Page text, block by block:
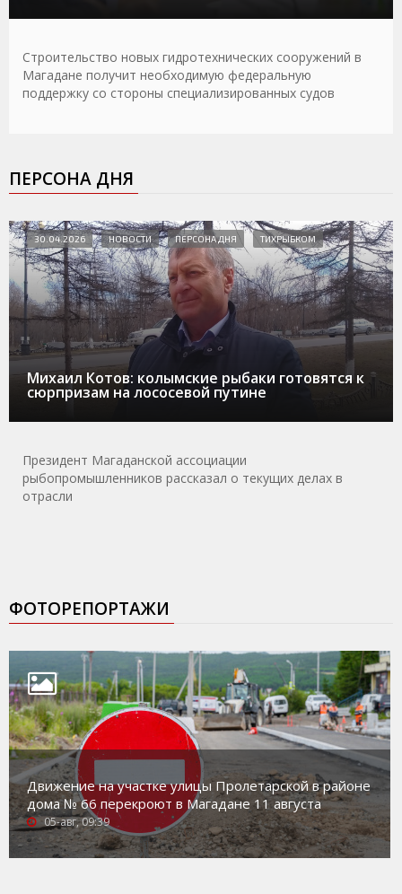
Строительство новых гидротехнических сооружений в
Магадане получит необходимую федеральную
поддержку со стороны специализированных судов
ПЕРСОНА ДНЯ
Михаил Котов: колымские рыбаки готовятся к
сюрпризам на лососевой путине
30.04.2026 НОВОСТИ ПЕРСОНА ДНЯ ТИХРЫБКОМ
Президент Магаданской ассоциации
рыбопромышленников рассказал о текущих делах в
отрасли
ФОТОРЕПОРТАЖИ
Движение на участке улицы Пролетарской в районе
дома № 66 перекроют в Магадане 11 августа
05-авг, 09:39